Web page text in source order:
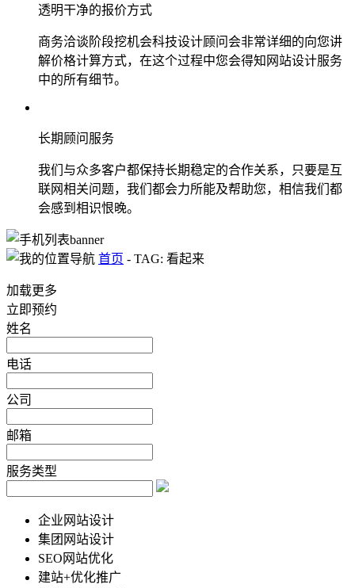
透明干净的报价方式
商务洽谈阶段挖机会科技设计顾问会非常详细的向您讲
解价格计算方式，在这个过程中您会得知网站设计服务
中的所有细节。
长期顾问服务
我们与众多客户都保持长期稳定的合作关系，只要是互
联网相关问题，我们都会力所能及帮助您，相信我们都
会感到相识恨晚。
首页 - TAG: 看起来
加载更多
立即预约
姓名
电话
公司
邮箱
服务类型
企业网站设计
集团网站设计
SEO网站优化
建站+优化推广